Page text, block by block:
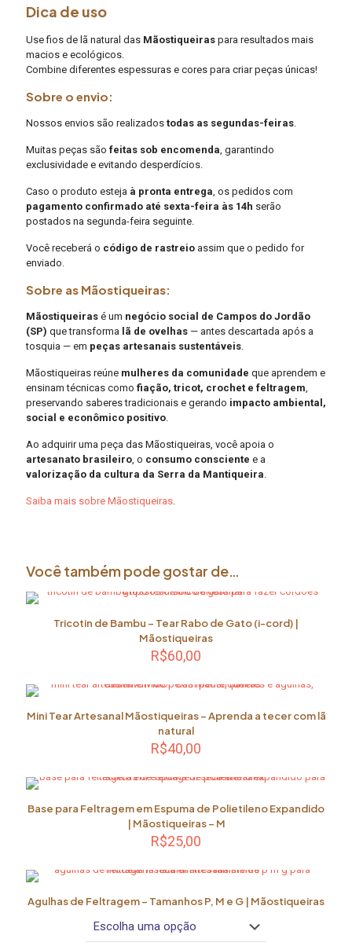
Dica de uso
Use fios de lã natural das Mãostiqueiras para resultados mais
macios e ecológicos.
Combine diferentes espessuras e cores para criar peças únicas!
Sobre o envio:
Nossos envios são realizados todas as segundas-feiras.
Muitas peças são feitas sob encomenda, garantindo
exclusividade e evitando desperdícios.
Caso o produto esteja à pronta entrega, os pedidos com
pagamento confirmado até sexta-feira às 14h serão
postados na segunda-feira seguinte.
Você receberá o código de rastreio assim que o pedido for
enviado.
Sobre as Mãostiqueiras:
Mãostiqueiras é um negócio social de Campos do Jordão
(SP) que transforma lã de ovelhas — antes descartada após a
tosquia — em peças artesanais sustentáveis.
Mãostiqueiras reúne mulheres da comunidade que aprendem e
ensinam técnicas como fiação, tricot, crochet e feltragem,
preservando saberes tradicionais e gerando impacto ambiental,
social e econômico positivo.
Ao adquirir uma peça das Mãostiqueiras, você apoia o
artesanato brasileiro, o consumo consciente e a
valorização da cultura da Serra da Mantiqueira.
Saiba mais sobre Mãostiqueiras.
Você também pode gostar de…
Tricotin de Bambu – Tear Rabo de Gato (i-cord) |
Mãostiqueiras
R$60,00
Mini Tear Artesanal Mãostiqueiras – Aprenda a tecer com lã
natural
R$40,00
Base para Feltragem em Espuma de Polietileno Expandido
| Mãostiqueiras – M
R$25,00
Agulhas de Feltragem – Tamanhos P, M e G | Mãostiqueiras